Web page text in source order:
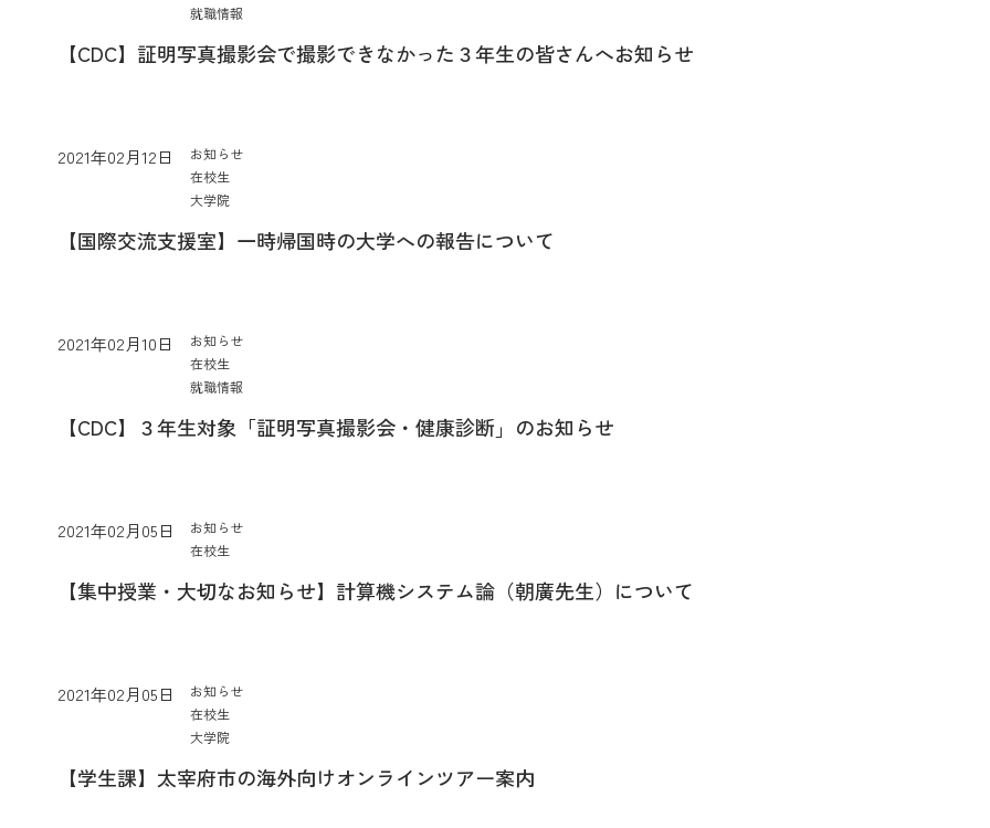
就職情報
【CDC】証明写真撮影会で撮影できなかった３年生の皆さんへお知らせ
2021年02月12日
お知らせ
在校生
大学院
【国際交流支援室】一時帰国時の大学への報告について
2021年02月10日
お知らせ
在校生
就職情報
【CDC】３年生対象「証明写真撮影会・健康診断」のお知らせ
2021年02月05日
お知らせ
在校生
【集中授業・大切なお知らせ】計算機システム論（朝廣先生）について
2021年02月05日
お知らせ
在校生
大学院
【学生課】太宰府市の海外向けオンラインツアー案内